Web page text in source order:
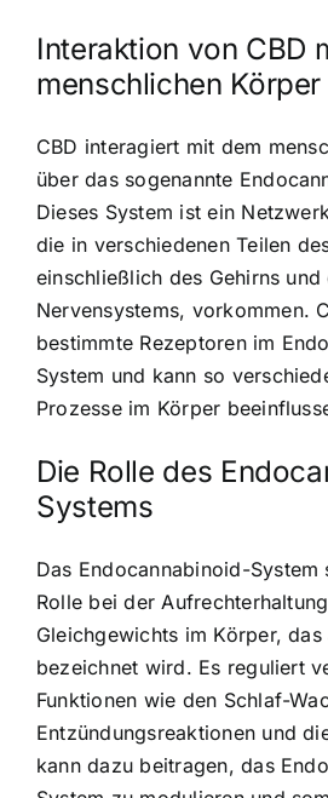
Interaktion von CBD
menschlichen Körper
CBD interagiert mit dem
über das sogenannte
Dieses System ist ein
die in verschiedenen Teilen
einschließlich des Gehirns
Nervensystems, vorkommen.
bestimmte Rezeptoren im
System und kann so
Prozesse im Körper
Die Rolle des
Systems
Das Endocannabinoid-
Rolle bei der
Gleichgewichts im Körper,
bezeichnet wird. Es reguliert
Funktionen wie den Schlaf-
Entzündungsreaktionen und
kann dazu beitragen, das